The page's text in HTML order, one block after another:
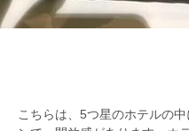
こちらは、5つ星のホテルの